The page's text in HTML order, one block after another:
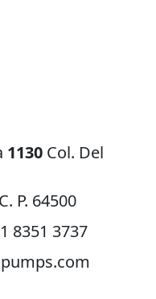
1130 Col. Del
P. 64500
8351 3737